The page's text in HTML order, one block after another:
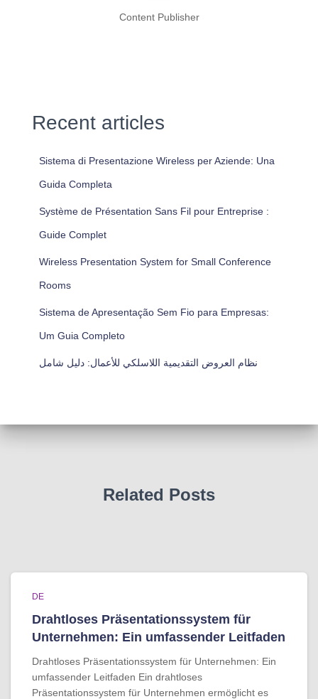
Content Publisher
Recent articles
Sistema di Presentazione Wireless per Aziende: Una
Guida Completa
Système de Présentation Sans Fil pour Entreprise :
Guide Complet
Wireless Presentation System for Small Conference
Rooms
Sistema de Apresentação Sem Fio para Empresas:
Um Guia Completo
نظام العروض التقديمية اللاسلكي للأعمال: دليل شامل
Related Posts
DE
Drahtloses Präsentationssystem für
Unternehmen: Ein umfassender Leitfaden
Drahtloses Präsentationssystem für Unternehmen: Ein
umfassender Leitfaden Ein drahtloses
Präsentationssystem für Unternehmen ermöglicht es